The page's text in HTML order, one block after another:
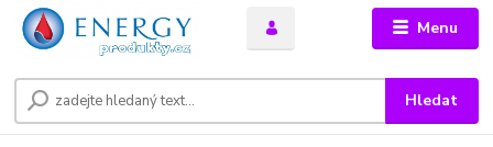
Menu
Hledat